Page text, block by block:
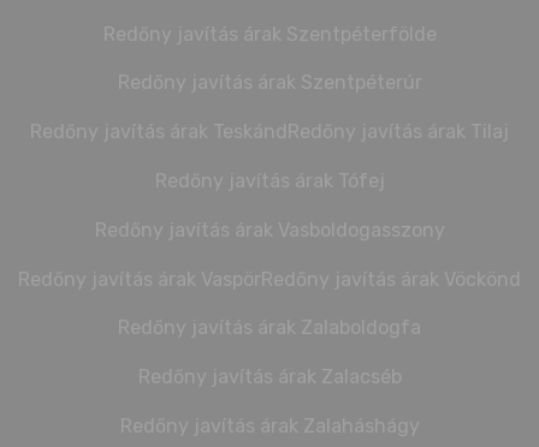
Redőny javítás árak Szentpéterfölde
Redőny javítás árak Szentpéterúr
Redőny javítás árak Teskánd Redőny javítás árak Tilaj
Redőny javítás árak Tófej
Redőny javítás árak Vasboldogasszony
Redőny javítás árak Vaspör Redőny javítás árak Vöckönd
Redőny javítás árak Zalaboldogfa
Redőny javítás árak Zalacséb
Redőny javítás árak Zalaháshágy